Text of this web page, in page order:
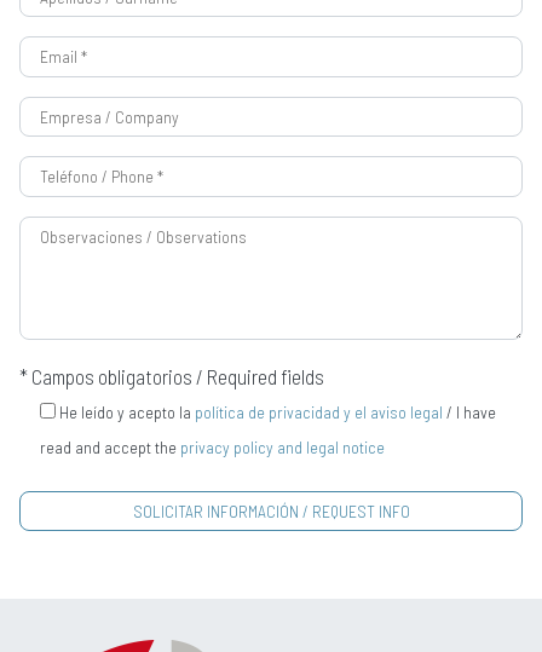
* Campos obligatorios / Required fields
He leído y acepto la política de privacidad y el aviso legal / I have
read and accept the privacy policy and legal notice